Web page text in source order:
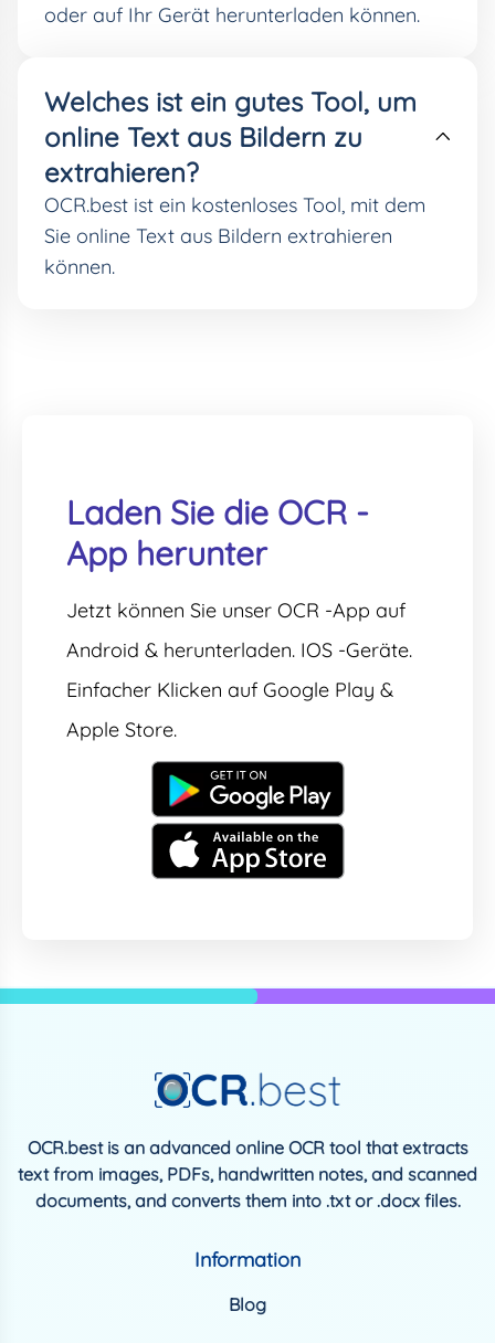
oder auf Ihr Gerät herunterladen können.
Welches ist ein gutes Tool, um
online Text aus Bildern zu
extrahieren?
OCR.best ist ein kostenloses Tool, mit dem
Sie online Text aus Bildern extrahieren
können.
Laden Sie die OCR -
App herunter
Jetzt können Sie unser OCR -App auf
Android & herunterladen. IOS -Geräte.
Einfacher Klicken auf Google Play &
Apple Store.
OCR.best is an advanced online OCR tool that extracts
text from images, PDFs, handwritten notes, and scanned
documents, and converts them into .txt or .docx files.
Information
Blog